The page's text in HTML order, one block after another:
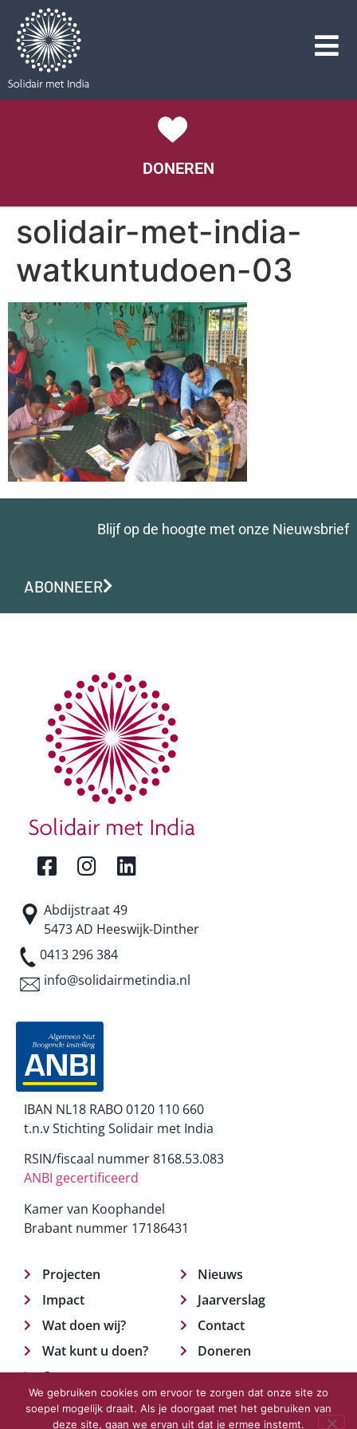
DONEREN
solidair-met-india-
watkuntudoen-03
Blijf op de hoogte met onze Nieuwsbrief
ABONNEER
Abdijstraat 49
5473 AD Heeswijk-Dinther
0413 296 384
info@solidairmetindia.nl
IBAN NL18 RABO 0120 110 660
t.n.v Stichting Solidair met India
RSIN/fiscaal nummer 8168.53.083
ANBI gecertificeerd
Kamer van Koophandel
Brabant nummer 17186431
Projecten
Impact
Wat doen wij?
Wat kunt u doen?
Over ons
Nieuws
Jaarverslag
Contact
Doneren
We gebruiken cookies om ervoor te zorgen dat onze site zo
soepel mogelijk draait. Als je doorgaat met het gebruiken van
deze site, gaan we ervan uit dat je ermee instemt.